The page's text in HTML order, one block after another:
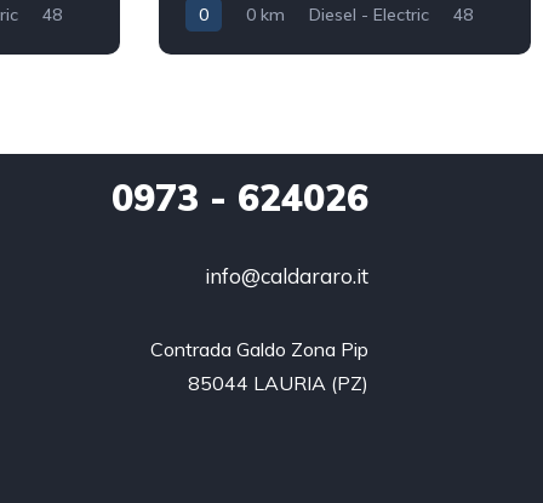
48 0 0 km Diesel - Electric
48
0973 - 624026
info@caldararo.it
Contrada Galdo Zona Pip
85044 LAURIA (PZ)